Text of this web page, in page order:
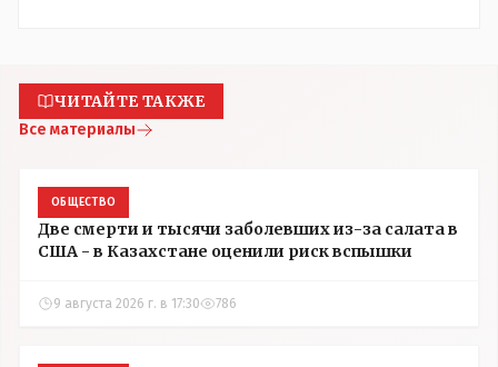
ЧИТАЙТЕ ТАКЖЕ
Все материалы
ОБЩЕСТВО
Две смерти и тысячи заболевших из-за салата в
США - в Казахстане оценили риск вспышки
9 августа 2026 г. в 17:30 786